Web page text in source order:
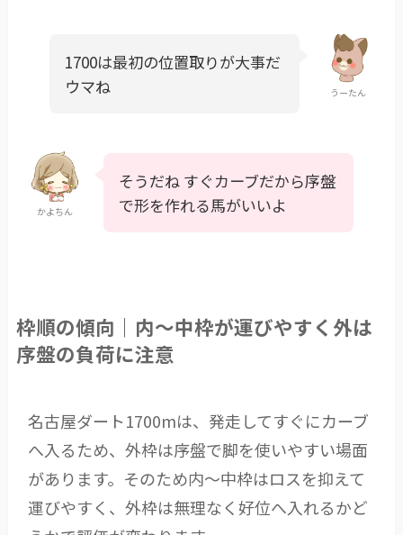
うーたん
1700は最初の位置取りが大事だ
ウマね
かよちん
そうだね すぐカーブだから序盤
で形を作れる馬がいいよ
枠順の傾向｜内〜中枠が運びやすく外は
序盤の負荷に注意
名古屋ダート1700mは、発走してすぐにカーブ
へ入るため、外枠は序盤で脚を使いやすい場面
があります。そのため内〜中枠はロスを抑えて
運びやすく、外枠は無理なく好位へ入れるかど